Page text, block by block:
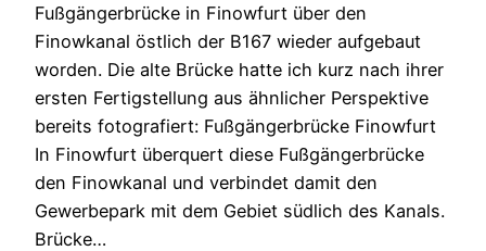
Fußgängerbrücke in Finowfurt über den
Finowkanal östlich der B167 wieder aufgebaut
worden. Die alte Brücke hatte ich kurz nach ihrer
ersten Fertigstellung aus ähnlicher Perspektive
bereits fotografiert: Fußgängerbrücke Finowfurt
In Finowfurt überquert diese Fußgängerbrücke
den Finowkanal und verbindet damit den
Gewerbepark mit dem Gebiet südlich des Kanals.
Brücke…